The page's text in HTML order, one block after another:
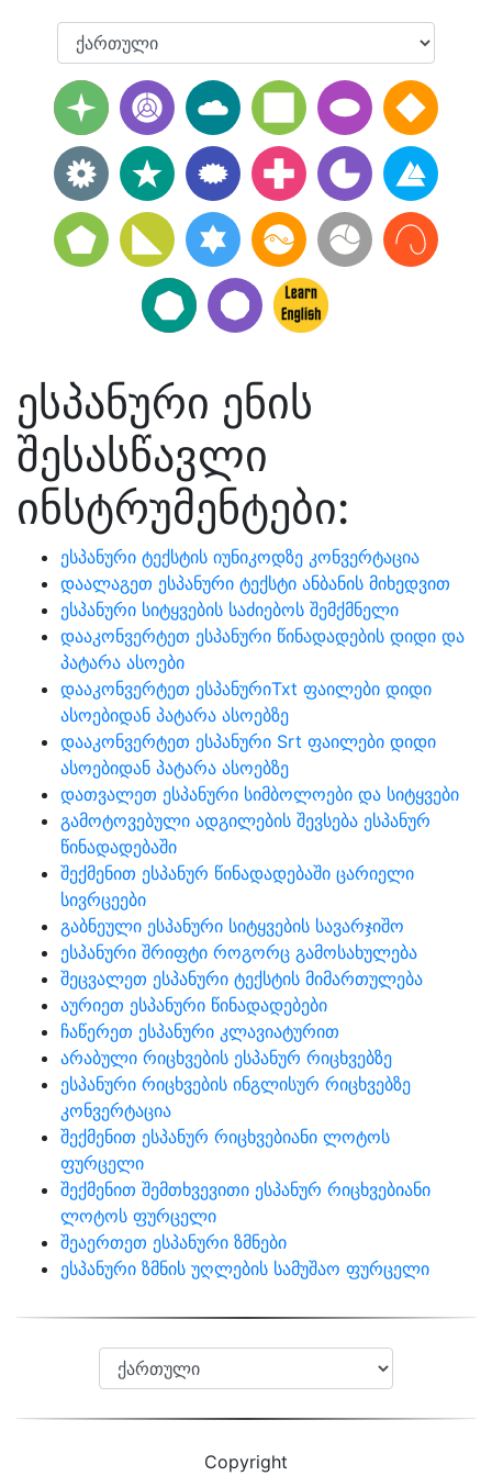
ესპანური ენის
შესასწავლი
ინსტრუმენტები:
ესპანური ტექსტის იუნიკოდზე კონვერტაცია
დაალაგეთ ესპანური ტექსტი ანბანის მიხედვით
ესპანური სიტყვების საძიებოს შემქმნელი
დააკონვერტეთ ესპანური წინადადების დიდი და
პატარა ასოები
დააკონვერტეთ ესპანურიTxt ფაილები დიდი
ასოებიდან პატარა ასოებზე
დააკონვერტეთ ესპანური Srt ფაილები დიდი
ასოებიდან პატარა ასოებზე
დათვალეთ ესპანური სიმბოლოები და სიტყვები
გამოტოვებული ადგილების შევსება ესპანურ
წინადადებაში
შექმენით ესპანურ წინადადებაში ცარიელი
სივრცეები
გაბნეული ესპანური სიტყვების სავარჯიშო
ესპანური შრიფტი როგორც გამოსახულება
შეცვალეთ ესპანური ტექსტის მიმართულება
აურიეთ ესპანური წინადადებები
ჩაწერეთ ესპანური კლავიატურით
არაბული რიცხვების ესპანურ რიცხვებზე
ესპანური რიცხვების ინგლისურ რიცხვებზე
კონვერტაცია
შექმენით ესპანურ რიცხვებიანი ლოტოს
ფურცელი
შექმენით შემთხვევითი ესპანურ რიცხვებიანი
ლოტოს ფურცელი
შეაერთეთ ესპანური ზმნები
ესპანური ზმნის უღლების სამუშაო ფურცელი
Copyright